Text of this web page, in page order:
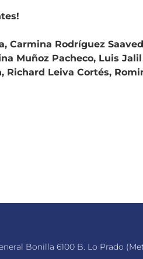
Carmina Rodríguez
Muñoz Pacheco, Luis
Richard Leiva Cortés,
Bonilla 6100 B. Lo Prado